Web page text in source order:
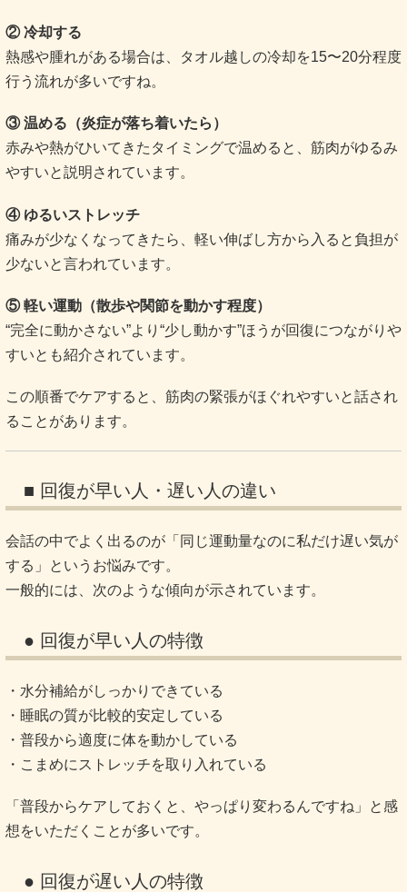
② 冷却する
熱感や腫れがある場合は、タオル越しの冷却を15〜20分程度
行う流れが多いですね。
③ 温める（炎症が落ち着いたら）
赤みや熱がひいてきたタイミングで温めると、筋肉がゆるみ
やすいと説明されています。
④ ゆるいストレッチ
痛みが少なくなってきたら、軽い伸ばし方から入ると負担が
少ないと言われています。
⑤ 軽い運動（散歩や関節を動かす程度）
“完全に動かさない”より“少し動かす”ほうが回復につながりや
すいとも紹介されています。
この順番でケアすると、筋肉の緊張がほぐれやすいと話され
ることがあります。
■ 回復が早い人・遅い人の違い
会話の中でよく出るのが「同じ運動量なのに私だけ遅い気が
する」というお悩みです。
一般的には、次のような傾向が示されています。
● 回復が早い人の特徴
・水分補給がしっかりできている
・睡眠の質が比較的安定している
・普段から適度に体を動かしている
・こまめにストレッチを取り入れている
「普段からケアしておくと、やっぱり変わるんですね」と感
想をいただくことが多いです。
● 回復が遅い人の特徴